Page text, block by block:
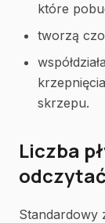
które
tworzą
skrzepu.
Liczba
Standardowy